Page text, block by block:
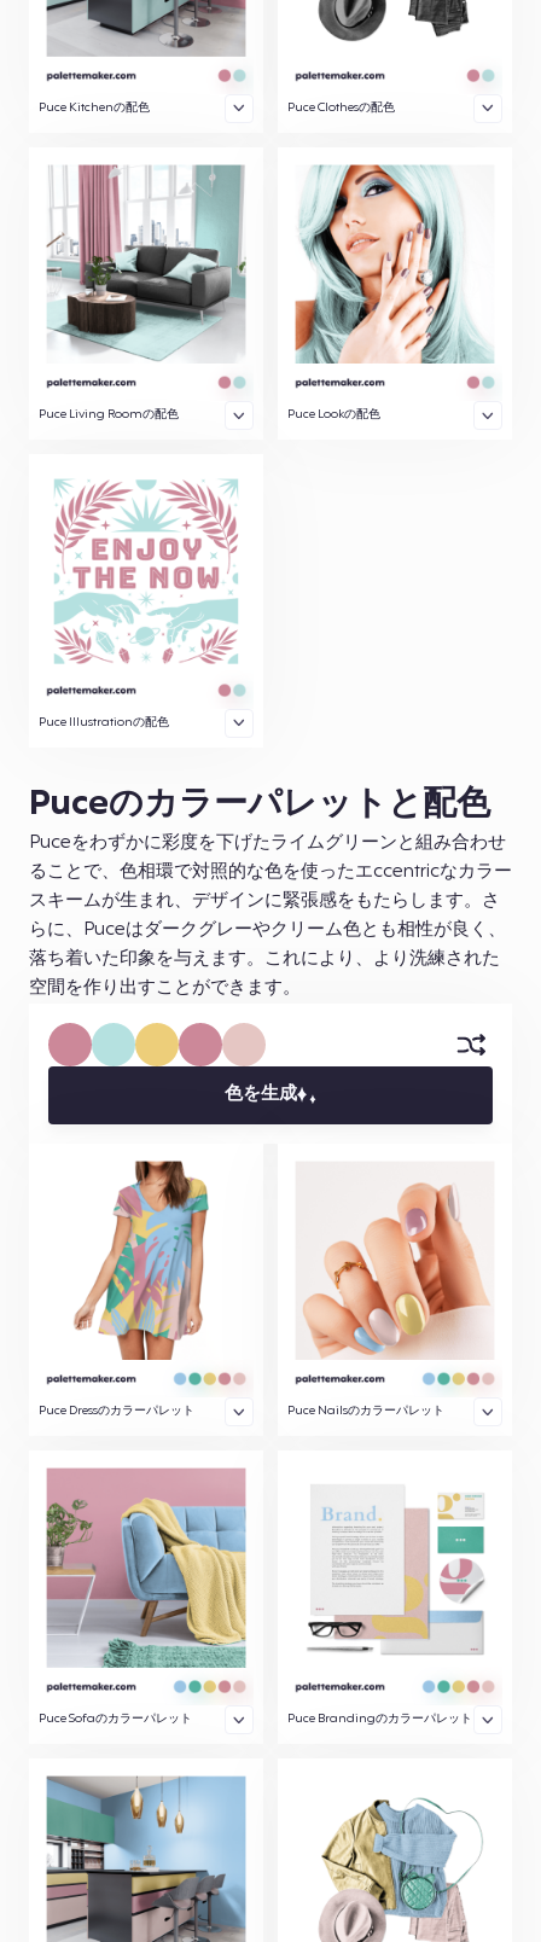
Puce Kitchenの配色 Puce Clothesの配色
Puce Living Roomの配色 Puce Lookの配色
Puce Illustrationの配色
Puceのカラーパレットと配色
Puceをわずかに彩度を下げたライムグリーンと組み合わせ
ることで、色相環で対照的な色を使ったエccentricなカラー
スキームが生まれ、デザインに緊張感をもたらします。さ
らに、Puceはダークグレーやクリーム色とも相性が良く、
落ち着いた印象を与えます。これにより、より洗練された
空間を作り出すことができます。
色を生成
Puce Dressのカラーパレット Puce Nailsのカラーパレット
Puce Sofaのカラーパレット Puce Brandingのカラーパレット